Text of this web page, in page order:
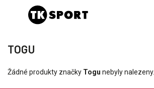
TOGU
Žádné produkty značky Togu nebyly nalezeny...